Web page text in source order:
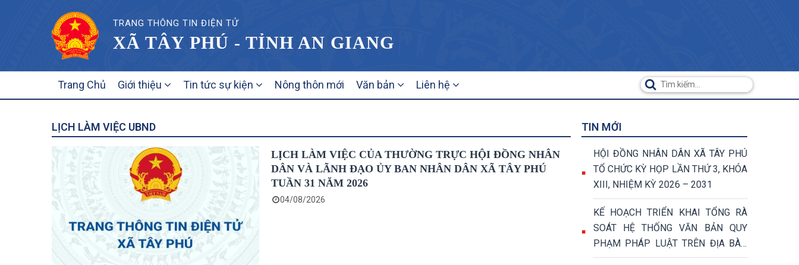
TRANG THÔNG TIN ĐIỆN TỬ
XÃ TÂY PHÚ - TỈNH AN GIANG
NAVIGATION
Trang Chủ Giới thiệu Tin tức sự kiện Nông thôn mới Văn bản Liên hệ
LỊCH LÀM VIỆC UBND
LỊCH LÀM VIỆC CỦA THƯỜNG TRỰC HỘI ĐỒNG NHÂN
DÂN VÀ LÃNH ĐẠO ỦY BAN NHÂN DÂN XÃ TÂY PHÚ
TUẦN 31 NĂM 2026
04/08/2026
TIN MỚI
HỘI ĐỒNG NHÂN DÂN XÃ TÂY PHÚ
TỔ CHỨC KỲ HỌP LẦN THỨ 3, KHÓA
XIII, NHIỆM KỲ 2026 – 2031
KẾ HOẠCH TRIỂN KHAI TỔNG RÀ
SOÁT HỆ THỐNG VĂN BẢN QUY
PHẠM PHÁP LUẬT TRÊN ĐỊA BÀN
XÃ TÂY PHÚ NĂM 2026